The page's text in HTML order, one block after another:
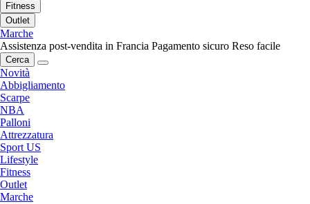
Fitness
Outlet
Marche
Assistenza post-vendita in Francia Pagamento sicuro Reso facile
Cerca
Novità
Abbigliamento
Scarpe
NBA
Palloni
Attrezzatura
Sport US
Lifestyle
Fitness
Outlet
Marche